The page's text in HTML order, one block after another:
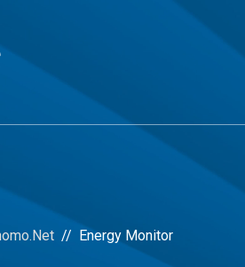
Energy Monitor